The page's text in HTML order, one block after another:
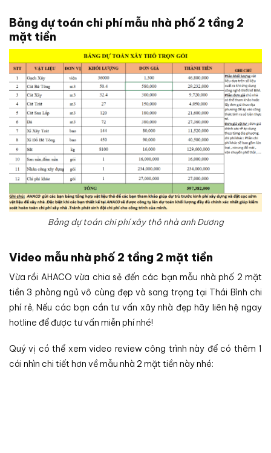
Bảng dự toán chi phí mẫu nhà phố 2 tầng 2
mặt tiền
Bảng dự toán chi phí xây thô nhà anh Dương
Video mẫu nhà phố 2 tầng 2 mặt tiền
Vừa rồi AHACO vừa chia sẻ đến các bạn mẫu nhà phố 2 mặt
tiền 3 phòng ngủ vô cùng đẹp và sang trọng tại Thái Bình chi
phí rẻ, Nếu các bạn cần tư vấn xây nhà đẹp hãy liên hệ ngay
hotline để được tư vấn miễn phí nhé!
Quý vị có thể xem video review công trình này để có thêm 1
cái nhìn chi tiết hơn về mẫu nhà 2 mặt tiền này nhé: